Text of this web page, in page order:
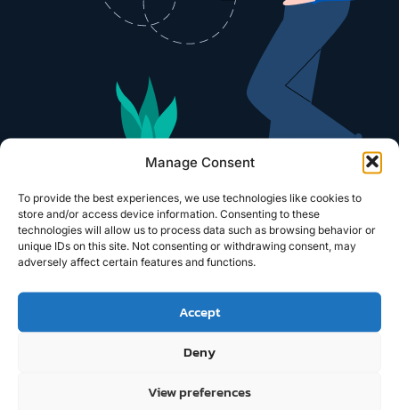
Manage Consent
To provide the best experiences, we use technologies like cookies to
store and/or access device information. Consenting to these
technologies will allow us to process data such as browsing behavior or
unique IDs on this site. Not consenting or withdrawing consent, may
adversely affect certain features and functions.
Accept
Deny
View preferences